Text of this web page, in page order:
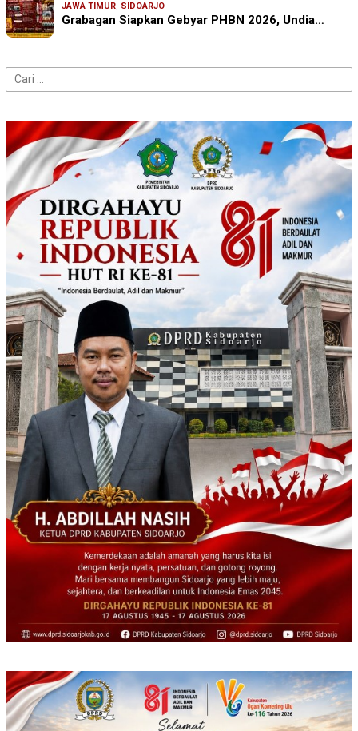
JAWA TIMUR, SIDOARJO
Grabagan Siapkan Gebyar PHBN 2026, Undia…
Cari
untuk: